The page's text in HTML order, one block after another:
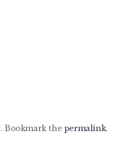
. Bookmark the permalink.